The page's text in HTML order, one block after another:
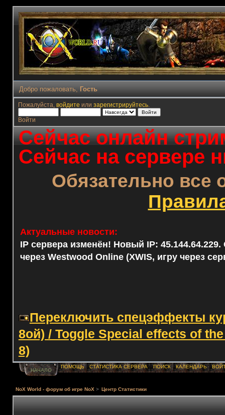
Добро пожаловать, Гость
Пожалуйста, войдите или зарегистрируйтесь.
Войти
Сейчас онлайн
Сейчас на сервере
Обязательно все
Актуальные новости:
IP сервера изменён! Новый IP: 45.144.64.229.
через Westwood Online (XWIS, игру через
Переключить спецэффекты
8ой) / Toggle Special effects of
8)
НАЧАЛО
ПОМОЩЬ СТАТИСТИКА СЕРВЕРА ПОИСК КАЛЕНДАРЬ
NoX World - форум об игре NoX > Центр Статистики